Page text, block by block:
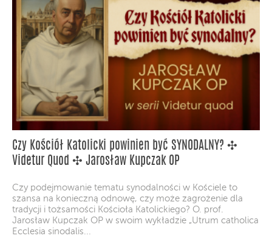
Czy Kościół Katolicki powinien być SYNODALNY? ✣
Videtur Quod ✣ Jarosław Kupczak OP
Czy podejmowanie tematu synodalności w Kościele to
szansa na konieczną odnowę, czy może zagrożenie dla
tradycji i tożsamości Kościoła Katolickiego? O. prof.
Jarosław Kupczak OP w swoim wykładzie „Utrum catholica
Ecclesia sinodalis...